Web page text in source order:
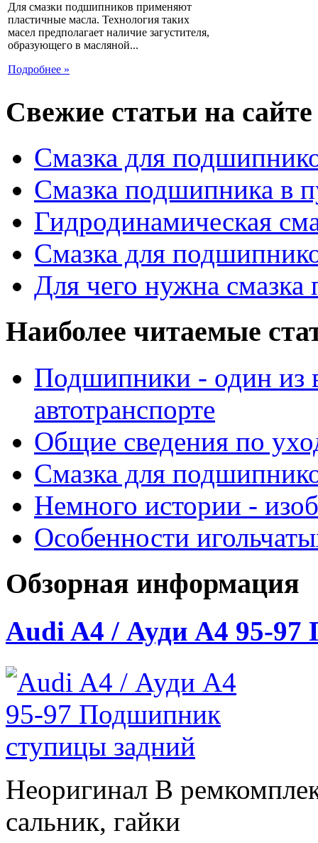
Для смазки подшипников применяют
пластичные масла. Технология таких
масел предполагает наличие загустителя,
образующего в масляной...
Подробнее »
Свежие статьи на сайте
Смазка для
Смазка подшипника в
Гидродинамическая
Смазка для
Для чего нужна
Наиболее читаемые
Подшипники - один из
автотранспорте
Общие сведения по
Смазка для
Немного истории -
Особенности
Обзорная информация
Audi A4 / Ауди А4 95-97
Неоригинал В
сальник, гайки